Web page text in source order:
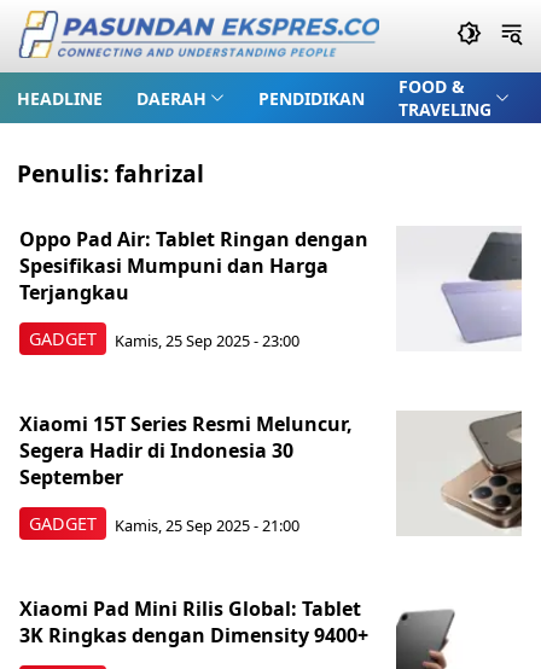
HEADLINE DAERAH PENDIDIKAN
FOOD &
TRAVELING
Penulis:fahrizal
GADGET
Oppo Pad Air: Tablet Ringan dengan
Spesifikasi Mumpuni dan Harga
Terjangkau
Kamis, 25 Sep 2025 - 23:00
GADGET
Xiaomi 15T Series Resmi Meluncur,
Segera Hadir di Indonesia 30
September
Kamis, 25 Sep 2025 - 21:00
Xiaomi Pad Mini Rilis Global: Tablet
3K Ringkas dengan Dimensity 9400+